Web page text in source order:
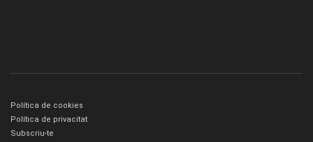
Política de cookies
Política de privacitat
Subscriu-te